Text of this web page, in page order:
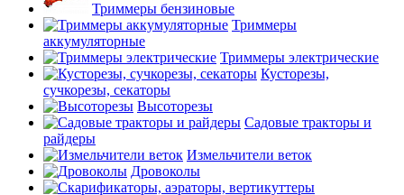
Триммеры бензиновые
Триммеры
аккумуляторные
Триммеры электрические
Кусторезы,
сучкорезы, секаторы
Высоторезы
Садовые тракторы и
райдеры
Измельчители веток
Дровоколы